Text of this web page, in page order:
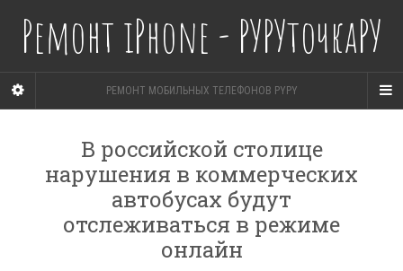
Ремонт iPhone - РУРУточкаРУ
РЕМОНТ МОБИЛЬНЫХ ТЕЛЕФОНОВ PYPY
В российской столице
нарушения в коммерческих
автобусах будут
отслеживаться в режиме
онлайн